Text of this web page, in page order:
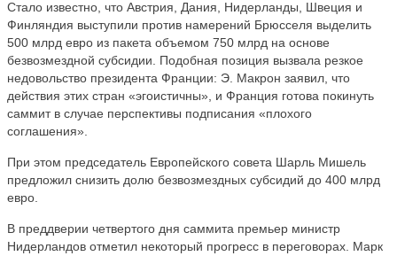
Стало известно, что Австрия, Дания, Нидерланды, Швеция и
Финляндия выступили против намерений Брюсселя выделить
500 млрд евро из пакета объемом 750 млрд на основе
безвозмездной субсидии. Подобная позиция вызвала резкое
недовольство президента Франции: Э. Макрон заявил, что
действия этих стран «эгоистичны», и Франция готова покинуть
саммит в случае перспективы подписания «плохого
соглашения».
При этом председатель Европейского совета Шарль Мишель
предложил снизить долю безвозмездных субсидий до 400 млрд
евро.
В преддверии четвертого дня саммита премьер министр
Нидерландов отметил некоторый прогресс в переговорах. Марк